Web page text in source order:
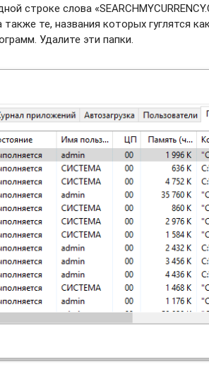
строке слова
те, названия которых гуглятся
Удалите эти папки.